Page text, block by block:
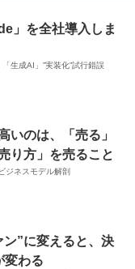
」を全社導入しま
「生成AI」”実装化”試行錯誤
いのは、「売る」
り方」を売ること
ビジネスモデル解剖
ン”に変えると、決
変わる